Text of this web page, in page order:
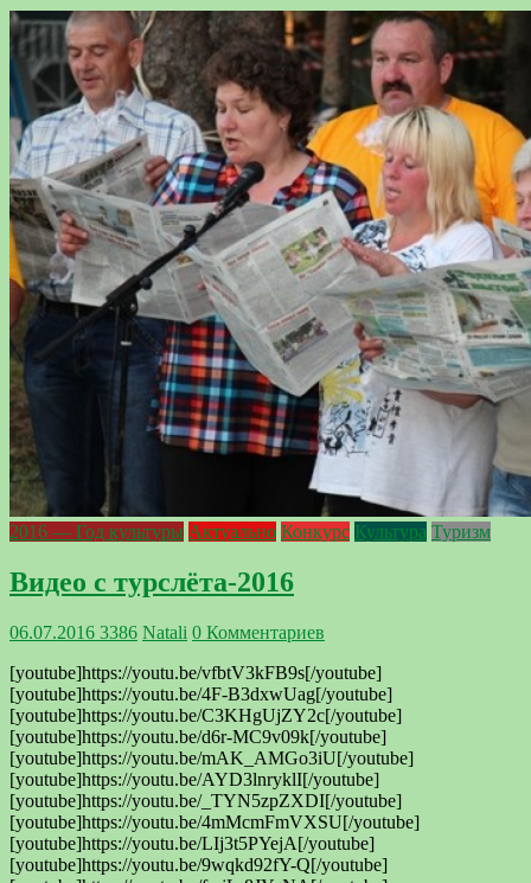
2016 — Год культуры Актуально Конкурс Культура Туризм
Видео с турслёта-2016
06.07.2016 3386 Natali 0 Комментариев
[youtube]https://youtu.be/vfbtV3kFB9s[/youtube]
[youtube]https://youtu.be/4F-B3dxwUag[/youtube]
[youtube]https://youtu.be/C3KHgUjZY2c[/youtube]
[youtube]https://youtu.be/d6r-MC9v09k[/youtube]
[youtube]https://youtu.be/mAK_AMGo3iU[/youtube]
[youtube]https://youtu.be/AYD3lnryklI[/youtube]
[youtube]https://youtu.be/_TYN5zpZXDI[/youtube]
[youtube]https://youtu.be/4mMcmFmVXSU[/youtube]
[youtube]https://youtu.be/LIj3t5PYejA[/youtube]
[youtube]https://youtu.be/9wqkd92fY-Q[/youtube]